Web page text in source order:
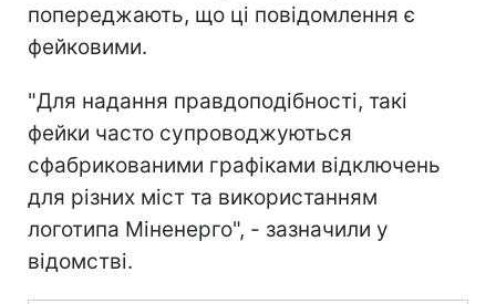
попереджають, що ці повідомлення є
фейковими.
"Для надання правдоподібності, такі
фейки часто супроводжуються
сфабрикованими графіками відключень
для різних міст та використанням
логотипа Міненерго", - зазначили у
відомстві.